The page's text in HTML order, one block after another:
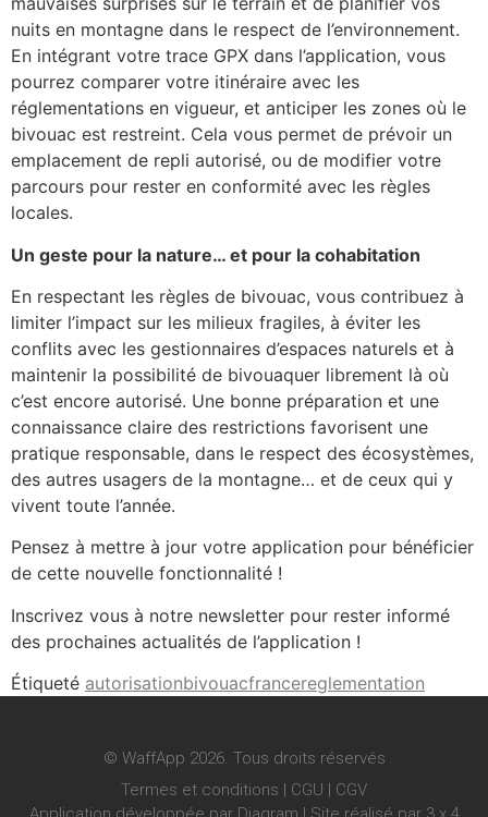
nuits en montagne dans le respect de l’environnement.
En intégrant votre trace GPX dans l’application, vous
pourrez comparer votre itinéraire avec les
réglementations en vigueur, et anticiper les zones où le
bivouac est restreint. Cela vous permet de prévoir un
emplacement de repli autorisé, ou de modifier votre
parcours pour rester en conformité avec les règles
locales.
Un geste pour la nature… et pour la cohabitation
En respectant les règles de bivouac, vous contribuez à
limiter l’impact sur les milieux fragiles, à éviter les
conflits avec les gestionnaires d’espaces naturels et à
maintenir la possibilité de bivouaquer librement là où
c’est encore autorisé. Une bonne préparation et une
connaissance claire des restrictions favorisent une
pratique responsable, dans le respect des écosystèmes,
des autres usagers de la montagne… et de ceux qui y
vivent toute l’année.
Pensez à mettre à jour votre application pour bénéficier
de cette nouvelle fonctionnalité !
Inscrivez vous à notre newsletter pour rester informé
des prochaines actualités de l’application !
Étiqueté autorisationbivouacfrancereglementation
© WaffApp 2026. Tous droits réservés
Termes et conditions | CGU | CGV